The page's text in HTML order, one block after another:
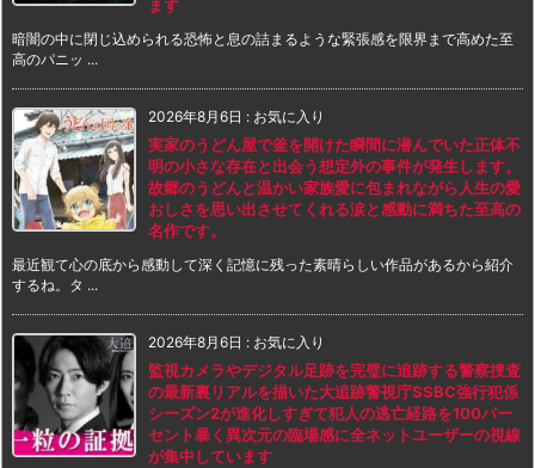
ます
暗闇の中に閉じ込められる恐怖と息の詰まるような緊張感を限界まで高めた至
高のパニッ ...
2026年8月6日 : お気に入り
実家のうどん屋で釜を開けた瞬間に潜んでいた正体不
明の小さな存在と出会う想定外の事件が発生します。
故郷のうどんと温かい家族愛に包まれながら人生の愛
おしさを思い出させてくれる涙と感動に満ちた至高の
名作です。
最近観て心の底から感動して深く記憶に残った素晴らしい作品があるから紹介
するね。タ ...
2026年8月6日 : お気に入り
監視カメラやデジタル足跡を完璧に追跡する警察捜査
の最新裏リアルを描いた大追跡警視庁SSBC強行犯係
シーズン2が進化しすぎて犯人の逃亡経路を100パー
セント暴く異次元の臨場感に全ネットユーザーの視線
が集中しています